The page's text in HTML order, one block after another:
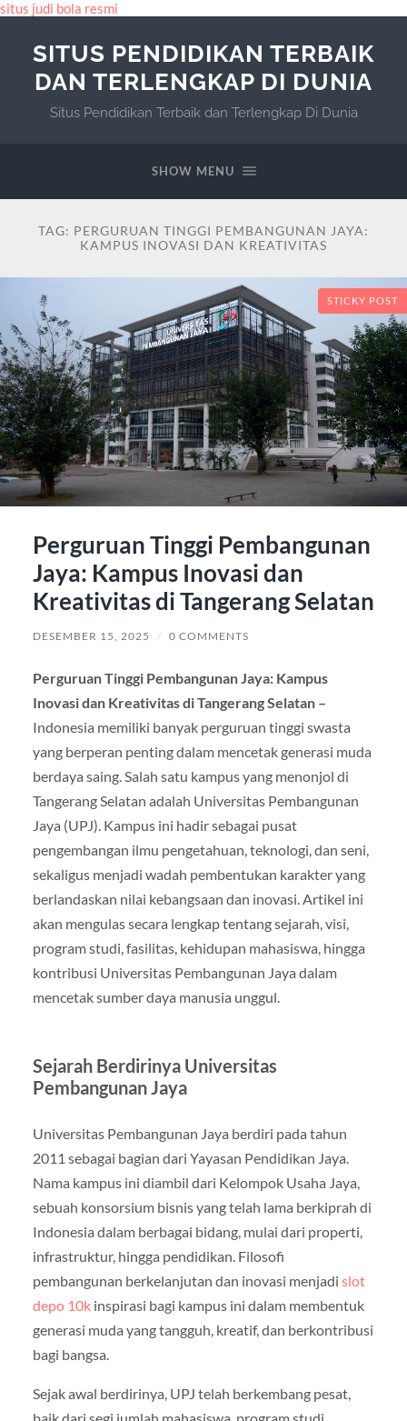
situs judi bola resmi
SITUS PENDIDIKAN TERBAIK
DAN TERLENGKAP DI DUNIA
Situs Pendidikan Terbaik dan Terlengkap Di Dunia
SHOW MENU
TAG: PERGURUAN TINGGI PEMBANGUNAN JAYA:
KAMPUS INOVASI DAN KREATIVITAS
STICKY POST
Perguruan Tinggi Pembangunan
Jaya: Kampus Inovasi dan
Kreativitas di Tangerang Selatan
DESEMBER 15, 2025 / 0 COMMENTS
Perguruan Tinggi Pembangunan Jaya: Kampus
Inovasi dan Kreativitas di Tangerang Selatan –
Indonesia memiliki banyak perguruan tinggi swasta
yang berperan penting dalam mencetak generasi muda
berdaya saing. Salah satu kampus yang menonjol di
Tangerang Selatan adalah Universitas Pembangunan
Jaya (UPJ). Kampus ini hadir sebagai pusat
pengembangan ilmu pengetahuan, teknologi, dan seni,
sekaligus menjadi wadah pembentukan karakter yang
berlandaskan nilai kebangsaan dan inovasi. Artikel ini
akan mengulas secara lengkap tentang sejarah, visi,
program studi, fasilitas, kehidupan mahasiswa, hingga
kontribusi Universitas Pembangunan Jaya dalam
mencetak sumber daya manusia unggul.
Sejarah Berdirinya Universitas
Pembangunan Jaya
Universitas Pembangunan Jaya berdiri pada tahun
2011 sebagai bagian dari Yayasan Pendidikan Jaya.
Nama kampus ini diambil dari Kelompok Usaha Jaya,
sebuah konsorsium bisnis yang telah lama berkiprah di
Indonesia dalam berbagai bidang, mulai dari properti,
infrastruktur, hingga pendidikan. Filosofi
pembangunan berkelanjutan dan inovasi menjadi slot
depo 10kinspirasi bagi kampus ini dalam membentuk
generasi muda yang tangguh, kreatif, dan berkontribusi
bagi bangsa.
Sejak awal berdirinya, UPJ telah berkembang pesat,